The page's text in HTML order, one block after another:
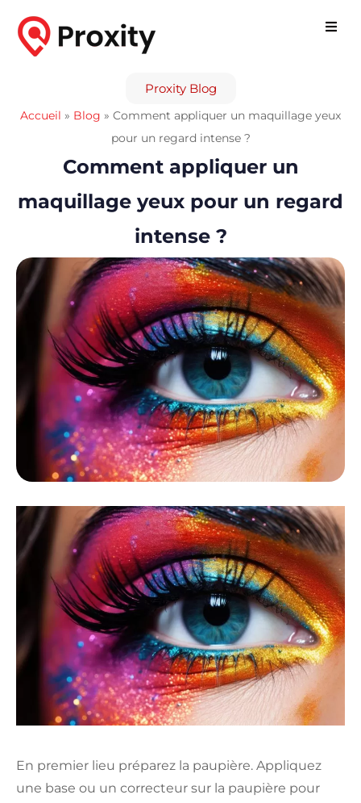
Proxity Blog
Accueil » Blog » Comment appliquer un maquillage yeux
pour un regard intense ?
Comment appliquer un
maquillage yeux pour un regard
intense ?
En premier lieu préparez la paupière. Appliquez
une base ou un correcteur sur la paupière pour